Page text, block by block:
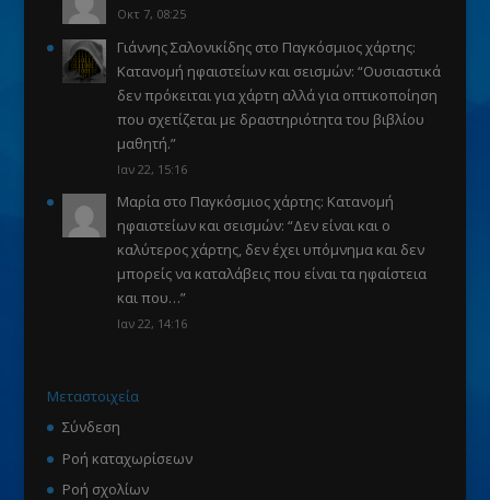
Οκτ 7, 08:25
Γιάννης Σαλονικίδηςστο Παγκόσμιος χάρτης:
Κατανομή ηφαιστείων και σεισμών: “Ουσιαστικά
δεν πρόκειται για χάρτη αλλά για οπτικοποίηση
που σχετίζεται με δραστηριότητα του βιβλίου
μαθητή.”
Ιαν 22, 15:16
Μαρίαστο Παγκόσμιος χάρτης: Κατανομή
ηφαιστείων και σεισμών: “Δεν είναι και ο
καλύτερος χάρτης, δεν έχει υπόμνημα και δεν
μπορείς να καταλάβεις που είναι τα ηφαίστεια
και που…”
Ιαν 22, 14:16
Μεταστοιχεία
Σύνδεση
Ροή καταχωρίσεων
Ροή σχολίων